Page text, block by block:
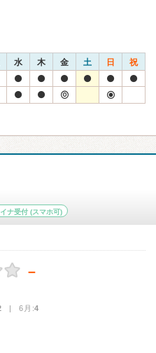
水 木 金 土 日 祝
ナ受付 (スマホ可)
－
| 6月:4